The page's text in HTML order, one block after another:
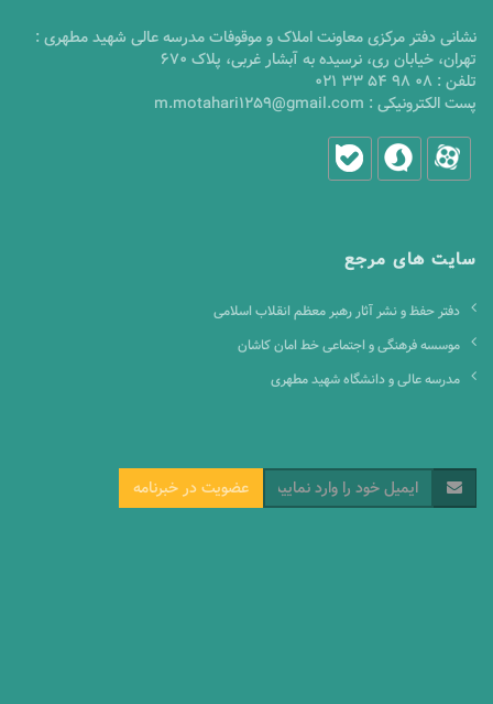
نشانی دفتر مرکزی معاونت املاک و موقوفات مدرسه عالی شهید مطهری :
تهران، خیابان ری، نرسیده به آبشار غربی، پلاک 670
تلفن : 021 33 54 98 08
پست الکترونیکی : m.motahari1259@gmail.com
سایت های مرجع
دفتر حفظ و نشر آثار رهبر معظم انقلاب اسلامی
موسسه فرهنگی و اجتماعی خط امان کاشان
مدرسه عالی و دانشگاه شهید مطهری
عضویت در خبرنامه